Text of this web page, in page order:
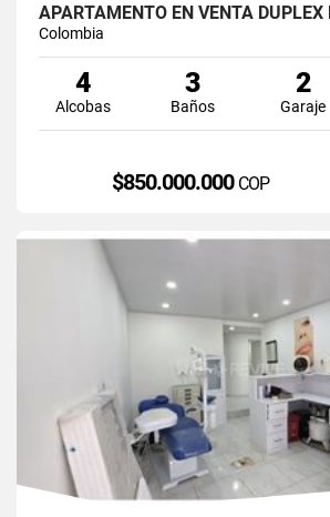
APARTAMENTO EN VENTA DÚPLEX
Colombia
4
Alcobas
3
Baños
2
Garaje
$850.000.000 COP